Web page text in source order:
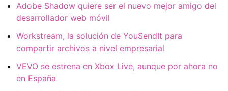
Adobe Shadow quiere ser el nuevo mejor amigo del
desarrollador web móvil
Workstream, la solución de YouSendIt para
compartir archivos a nivel empresarial
VEVO se estrena en Xbox Live, aunque por ahora no
en España